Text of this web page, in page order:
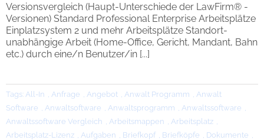
Versionsvergleich (Haupt-Unterschiede der LawFirm® -
Versionen) Standard Professional Enterprise Arbeitsplätze
Einplatzsystem 2 und mehr Arbeitsplätze Standort-
unabhängige Arbeit (Home-Office, Gericht, Mandant, Bahn
etc.) durch eine/n Benutzer/in [...]
Tags: All-In Anfrage Angebot Anwalt Programm
Anwalt
Software
Anwaltsoftware Anwaltsprogramm Anwaltssoftware
Anwaltssoftware Vergleich
Arbeitsmappen Arbeitsplatz
Arbeitsplatz-Lizenz
Aufgaben Briefkopf Briefköpfe Dokumente